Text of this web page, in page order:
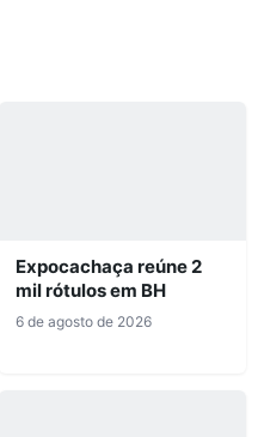
Expocachaça reúne 2
mil rótulos em BH
6 de agosto de 2026